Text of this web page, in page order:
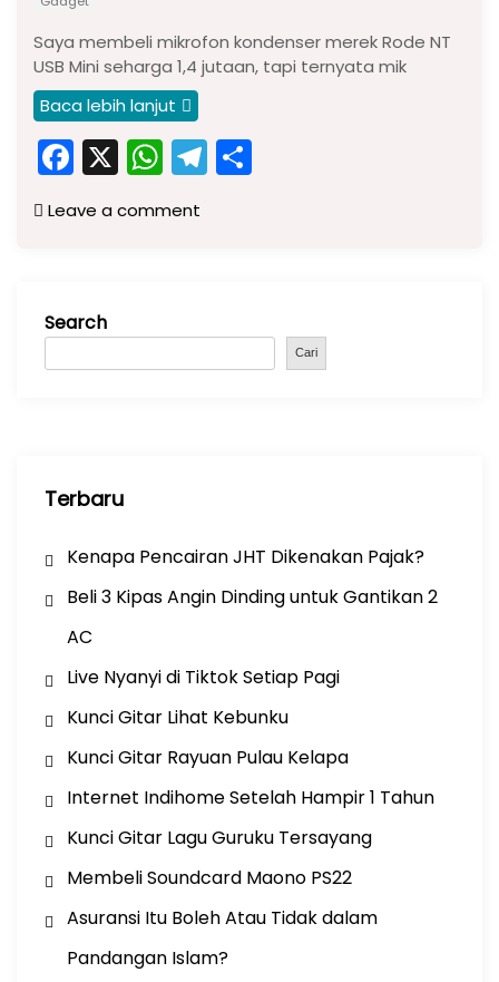
Saya membeli mikrofon kondenser merek Rode NT
USB Mini seharga 1,4 jutaan, tapi ternyata mik
Baca lebih lanjut
F
a
c
o
o
X W
h
a
p
p
T
el
m
Leave a comment
Search
Cari
Terbaru
Kenapa Pencairan JHT Dikenakan Pajak?
Beli 3 Kipas Angin Dinding untuk Gantikan 2
AC
Live Nyanyi di Tiktok Setiap Pagi
Kunci Gitar Lihat Kebunku
Kunci Gitar Rayuan Pulau Kelapa
Internet Indihome Setelah Hampir 1 Tahun
Kunci Gitar Lagu Guruku Tersayang
Membeli Soundcard Maono PS22
Asuransi Itu Boleh Atau Tidak dalam
Pandangan Islam?